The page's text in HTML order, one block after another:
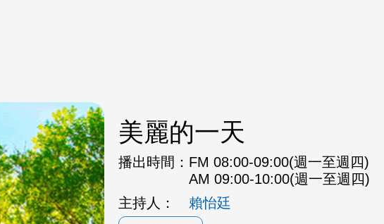
美麗的一天
播出時間： FM 08:00-09:00(週一至週四)
AM 09:00-10:00(週一至週四)
主持人：
賴怡廷